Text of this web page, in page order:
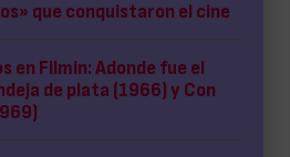
que conquistaron el cine
en Filmin: Adonde fue el
de plata (1966) y Con